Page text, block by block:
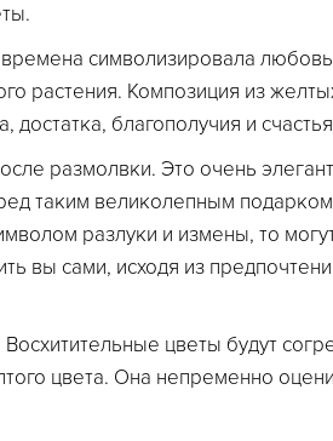
символизировала
растения. Композиция из
благополучия и
размолвки. Это очень
таким великолепным
разлуки и измены, то
вы сами, исходя из
цветы будут
цвета. Она непременно